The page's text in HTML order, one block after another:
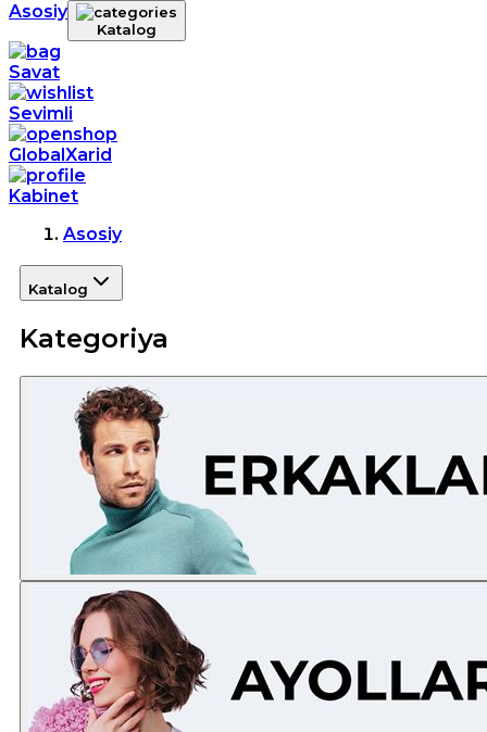
Asosiy
Katalog
Savat
Sevimli
GlobalXarid
Kabinet
Asosiy
Katalog
Kategoriya